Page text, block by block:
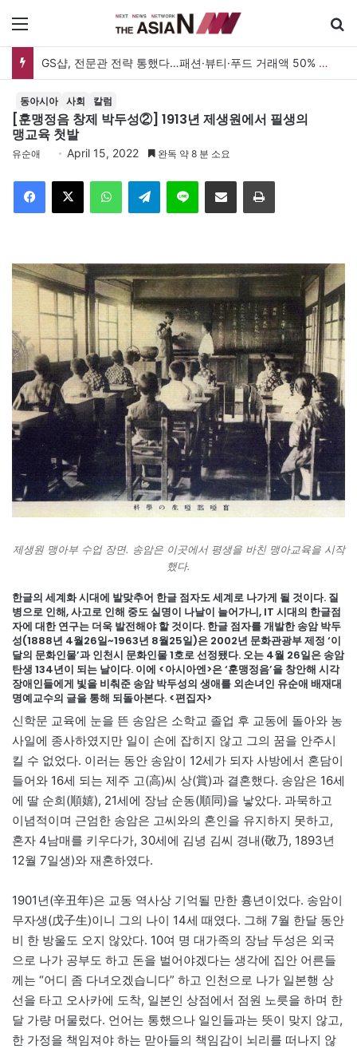
GS샵, 전문관 전략 통했다…패션·뷰티·푸드 거래액 50% 증가
동아시아 사회 칼럼
[훈맹정음 창제 박두성②] 1913년 제생원에서 필생의
맹교육 첫발
유순애 April 15, 2022 완독 약 8 분 소요
Telegram 이메일
제생원 맹아부 수업 장면. 송암은 이곳에서 평생을 바친 맹아교육을 시작
했다.
한글의 세계화 시대에 발맞추어 한글 점자도 세계로 나가게 될 것이다. 질
병으로 인해, 사고로 인해 중도 실명이 나날이 늘어가니, IT 시대의 한글점
자에 대한 연구는 더욱 발전해야 할 것이다. 한글 점자를 개발한 송암 박두
성(1888년 4월26일~1963년 8월25일)은 2002년 문화관광부 제정 ‘이
달의 문화인물’과 인천시 문화인물 1호로 선정됐다. 오는 4월 26일은 송암
탄생 134년이 되는 날이다. 이에 <아시아엔>은 ‘훈맹정음’을 창안해 시각
장애인들에게 빛을 비춰준 송암 박두성의 생애를 외손녀인 유순애 배재대
명예교수의 글을 통해 되돌아본다. <편집자>
신학문 교육에 눈을 뜬 송암은 소학교 졸업 후 교동에 돌아와 농
사일에 종사하였지만 일이 손에 잡히지 않고 그의 꿈을 안주시
킬 수 없었다. 이러는 동안 송암이 12세가 되자 사방에서 혼담이
들어와 16세 되는 제주 고(高)씨 상(賞)과 결혼했다. 송암은 16세
에 딸 순희(順嬉), 21세에 장남 순동(順同)을 낳았다. 과묵하고
이념적이며 근엄한 송암은 고씨와의 혼인을 유지하지 못하고,
혼자 4남매를 키우다가, 30세에 김녕 김씨 경내(敬乃, 1893년
12월 7일생)와 재혼하였다.
1901년(辛丑年)은 교동 역사상 기억될 만한 흉년이었다. 송암이
무자생(戊子生)이니 그의 나이 14세 때였다. 그해 7월 한달 동안
비 한 방울도 오지 않았다. 10여 명 대가족의 장남 두성은 외국
으로 나가 공부도 하고 돈을 벌어야겠다는 생각에 집안 어른들
께는 “어디 좀 다녀오겠습니다” 하고 인천으로 나가 일본행 상
선을 타고 오사카에 도착, 일본인 상점에서 점원 노릇을 하며 한
달 가량 머물렀다. 언어는 통했으나 일인들과는 뜻이 맞지 않고,
한 가정을 책임져야 하는 맏아들의 책임감이 뇌리를 떠나지 않